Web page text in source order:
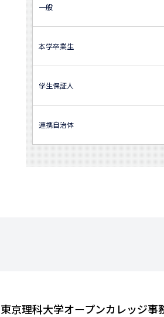
一般
本学卒業生
学生保証人
連携自治体
東京理科大学オープンカレッジ事